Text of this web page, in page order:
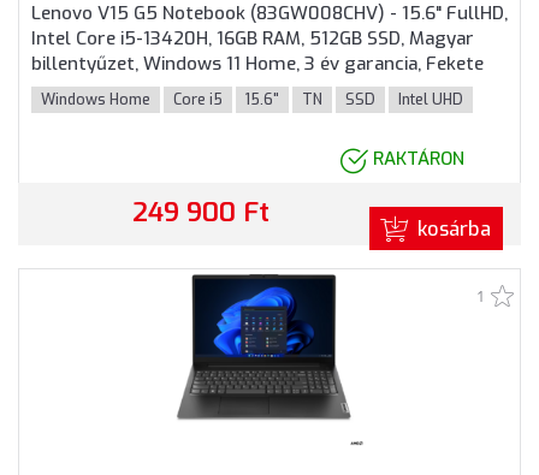
Lenovo V15 G5 Notebook (83GW008CHV) - 15.6" FullHD,
Intel Core i5-13420H, 16GB RAM, 512GB SSD, Magyar
billentyűzet, Windows 11 Home, 3 év garancia, Fekete
színben
Windows Home Core i5 15.6" TN SSD Intel UHD
RAKTÁRON
249 900 Ft kosárba
1